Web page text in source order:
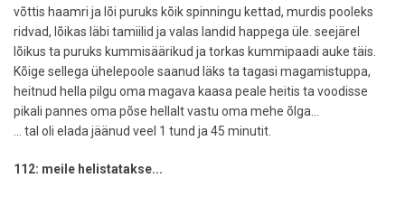
võttis haamri ja lõi puruks kõik spinningu kettad, murdis pooleks
ridvad, lõikas läbi tamiilid ja valas landid happega üle. seejärel
lõikus ta puruks kummisäärikud ja torkas kummipaadi auke täis.
Kõige sellega ühelepoole saanud läks ta tagasi magamistuppa,
heitnud hella pilgu oma magava kaasa peale heitis ta voodisse
pikali pannes oma põse hellalt vastu oma mehe õlga...
... tal oli elada jäänud veel 1 tund ja 45 minutit.
112: meile helistatakse...